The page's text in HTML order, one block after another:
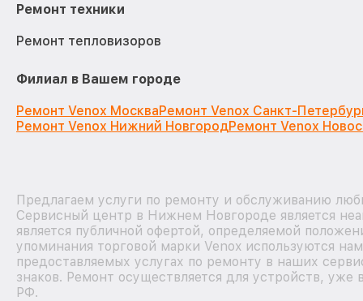
Ремонт техники
Ремонт тепловизоров
Филиал в Вашем городе
Ремонт Venox МоскваРемонт Venox Санкт-
Ремонт Venox Нижний НовгородРемонт Venox
Предлагаем услуги по ремонту и обслуживанию
Сервисный центр в Нижнем Новгороде является
является публичной офертой, определяемой
упоминания торговой марки Venox используются
предоставляемых услугах по ремонту в наших
знаков. Ремонт осуществляется для устройств,
РФ.